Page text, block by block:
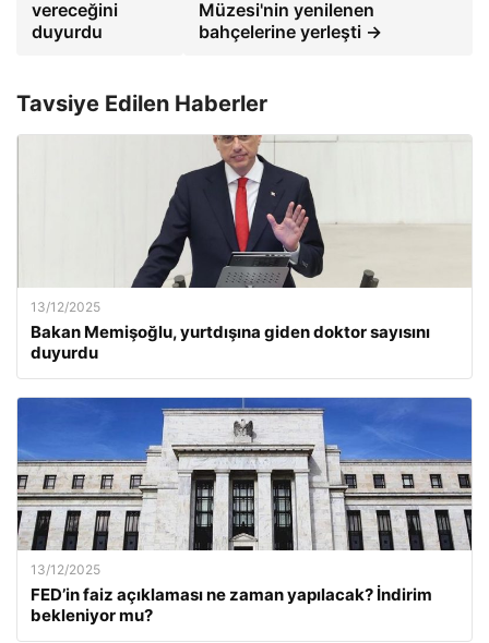
vereceğini
duyurdu
Müzesi'nin yenilenen
bahçelerine yerleşti →
Tavsiye Edilen Haberler
13/12/2025
Bakan Memişoğlu, yurtdışına giden doktor sayısını
duyurdu
13/12/2025
FED’in faiz açıklaması ne zaman yapılacak? İndirim
bekleniyor mu?